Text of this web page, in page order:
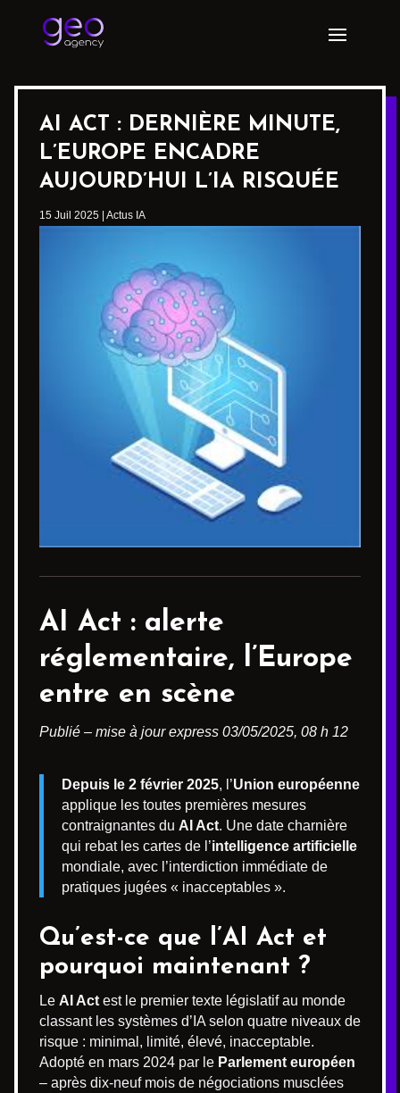
AI ACT : DERNIÈRE MINUTE,
L’EUROPE ENCADRE
AUJOURD’HUI L’IA RISQUÉE
15 Juil 2025 Actus IA
AI Act : alerte
réglementaire, l’Europe
entre en scène
Publié – mise à jour express 03/05/2025, 08 h 12
Depuis le 2 février 2025, l’Union européenne
applique les toutes premières mesures
contraignantes du AI Act. Une date charnière
qui rebat les cartes de l’intelligence artificielle
mondiale, avec l’interdiction immédiate de
pratiques jugées « inacceptables ».
Qu’est-ce que l’AI Act et
pourquoi maintenant ?
Le AI Act est le premier texte législatif au monde
classant les systèmes d’IA selon quatre niveaux de
risque : minimal, limité, élevé, inacceptable.
Adopté en mars 2024 par le Parlement européen
– après dix-neuf mois de négociations musclées